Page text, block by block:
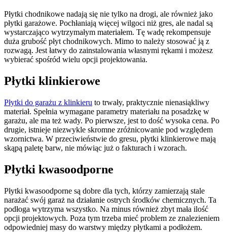
Płytki chodnikowe nadają się nie tylko na drogi, ale również jako
płytki garażowe. Pochłaniają więcej wilgoci niż gres, ale nadal są
wystarczająco wytrzymałym materiałem. Tę wadę rekompensuje
duża grubość płyt chodnikowych. Mimo to należy stosować ją z
rozwagą. Jest łatwy do zainstalowania własnymi rękami i możesz
wybierać spośród wielu opcji projektowania.
Płytki klinkierowe
Płytki do garażu z klinkieru to trwały, praktycznie nienasiąkliwy
materiał. Spełnia wymagane parametry materiału na posadzkę w
garażu, ale ma też wady. Po pierwsze, jest to dość wysoka cena. Po
drugie, istnieje niezwykle skromne zróżnicowanie pod względem
wzornictwa. W przeciwieństwie do gresu, płytki klinkierowe mają
skąpą paletę barw, nie mówiąc już o fakturach i wzorach.
Płytki kwasoodporne
Płytki kwasoodporne są dobre dla tych, którzy zamierzają stale
narażać swój garaż na działanie ostrych środków chemicznych. Ta
podłoga wytrzyma wszystko. Na minus również zbyt mała ilość
opcji projektowych. Poza tym trzeba mieć problem ze znalezieniem
odpowiedniej masy do warstwy między płytkami a podłożem.